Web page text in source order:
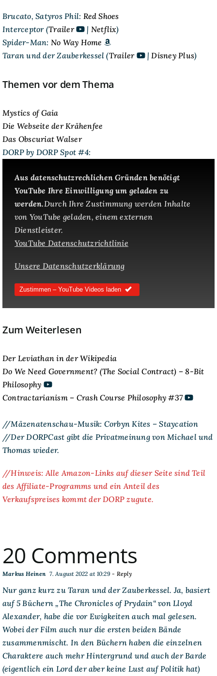
Brucato, Satyros Phil: Red Shoes
Interceptor (Trailer | Netflix)
Spider-Man: No Way Home
Taran und der Zauberkessel (Trailer |Disney Plus)
Themen vor dem Thema
Mystics of Gaia
Die Webseite der Krähenfee
Das Obscuriat Walser
DORP by DORP Spot #4:
Aus datenschutzrechlichen Gründen benötigt
YouTube Ihre Einwilligung um geladen zu
werden.Durch Ihre Zustimmung werden Inhalte
von YouTube geladen, einem externen
Dienstleister.
YouTube Datenschutzrichtlinie
Unsere Datenschutzerklärung
Zustimmen – YouTube Videos laden
Zum Weiterlesen
Der Leviathan in der Wikipedia
Do We Need Government? (The Social Contract) – 8-Bit
Philosophy
Contractarianism – Crash Course Philosophy #37
//Mäzenatenschau-Musik: Corbyn Kites – Staycation
//Der DORPCast gibt die Privatmeinung von Michael und
Thomas wieder.
//Hinweis: Alle Amazon-Links auf dieser Seite sind Teil
des Affiliate-Programms und ein Anteil des
Verkaufspreises kommt der DORP zugute.
20 Comments
Markus Heinen 7. August 2022 at 10:29- Reply
Nur ganz kurz zu Taran und der Zauberkessel. Ja, basiert
auf 5 Büchern „The Chronicles of Prydain“ von Lloyd
Alexander, habe die vor Ewigkeiten auch mal gelesen.
Wobei der Film auch nur die ersten beiden Bände
zusammenmischt. In den Büchern haben die einzelnen
Charaktere auch mehr Hintergrund und auch der Barde
(eigentlich ein Lord der aber keine Lust auf Politik hat)